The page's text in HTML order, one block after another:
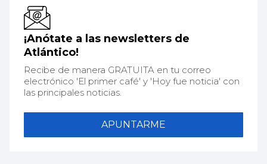
¡Anótate a las newsletters de
Atlántico!
Recibe de manera GRATUITA en tu correo
electrónico 'El primer café' y 'Hoy fue noticia' con
las principales noticias.
APUNTARME